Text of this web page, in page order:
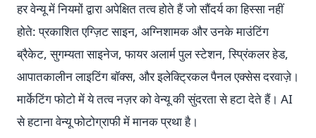
हर वेन्यू में नियमों द्वारा अपेक्षित तत्व होते हैं जो सौंदर्य का हिस्सा नहीं
होते: प्रकाशित एग्ज़िट साइन, अग्निशामक और उनके माउंटिंग
ब्रैकेट, सुगम्यता साइनेज, फायर अलार्म पुल स्टेशन, स्प्रिंकलर हेड,
आपातकालीन लाइटिंग बॉक्स, और इलेक्ट्रिकल पैनल एक्सेस दरवाज़े।
मार्केटिंग फोटो में ये तत्व नज़र को वेन्यू की सुंदरता से हटा देते हैं। AI
से हटाना वेन्यू फोटोग्राफी में मानक प्रथा है।